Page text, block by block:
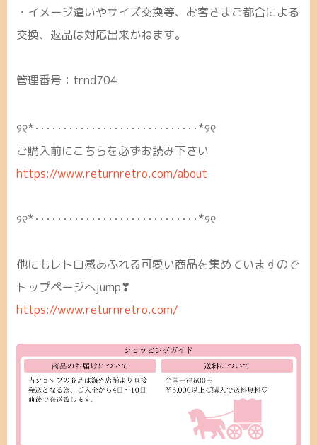
・イメージ違いやサイズ交換等、お客さまご都合による
交換、返品は対応出来かねます。
管理番号：trnd704
୨୧*･････････････････････････････*୨୧
ご購入前にこちらを必ずお読み下さい
https://www.returnretro.com/about
୨୧*･････････････････････････････*୨୧
他にもレトロ感あふれる可愛い商品を集めていますので
トップページへjump❣
https://www.returnretro.com/